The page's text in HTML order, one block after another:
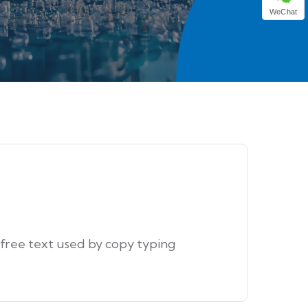
text used by copy typing
WeChat